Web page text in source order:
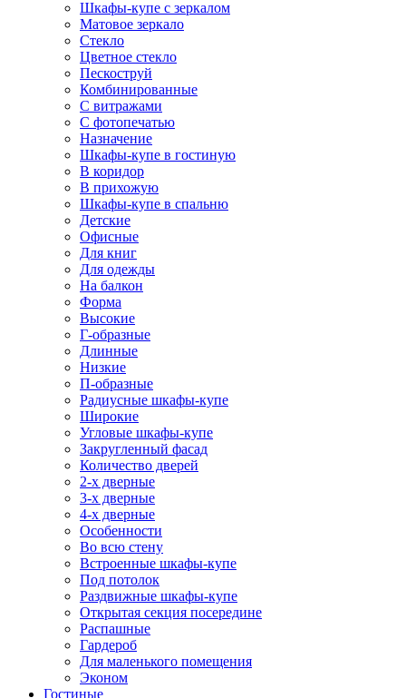
Шкафы-купе с зеркалом
Матовое зеркало
Стекло
Цветное стекло
Пескоструй
Комбинированные
С витражами
С фотопечатью
Назначение
Шкафы-купе в гостиную
В коридор
В прихожую
Шкафы-купе в спальню
Детские
Офисные
Для книг
Для одежды
На балкон
Форма
Высокие
Г-образные
Длинные
Низкие
П-образные
Радиусные шкафы-купе
Широкие
Угловые шкафы-купе
Закругленный фасад
Количество дверей
2-х дверные
3-х дверные
4-х дверные
Особенности
Во всю стену
Встроенные шкафы-купе
Под потолок
Раздвижные шкафы-купе
Открытая секция посередине
Распашные
Гардероб
Для маленького помещения
Эконом
Гостиные